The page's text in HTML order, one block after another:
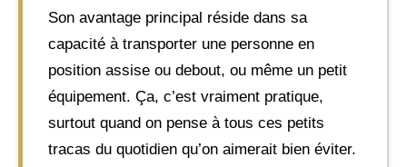
Son avantage principal réside dans sa
capacité à transporter une personne en
position assise ou debout, ou même un petit
équipement. Ça, c’est vraiment pratique,
surtout quand on pense à tous ces petits
tracas du quotidien qu’on aimerait bien éviter.